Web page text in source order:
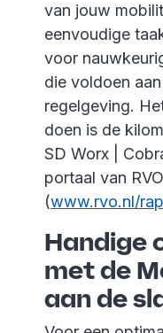
van jouw
eenvoudige
voor
die voldoen
regelgeving.
doen is de
SD Worx |
portaal van RVO
(www.rvo.nl/
Handige
met de
aan de